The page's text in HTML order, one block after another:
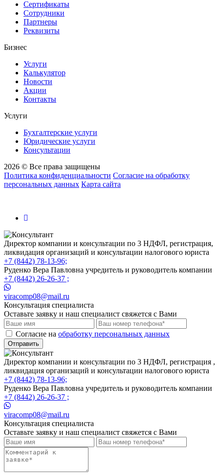
Сертификаты
Сотрудники
Партнеры
Реквизиты
Бизнес
Услуги
Калькулятор
Новости
Акции
Контакты
Услуги
Бухгалтерские услуги
Юридические услуги
Консультации
2026 © Все права защищены
Политика конфиденциальности Согласие на обработку
персональных данных Карта сайта
Директор компании и консультации по 3 НДФЛ, регистрация,
ликвидация организаций и консультации налогового юриста
+7 (8442) 78-13-96;
Руденко Вера Павловна учредитель и руководитель компании
+7 (8442) 26-26-37 ;
viracomp08@mail.ru
Консультация специалиста
Оставьте заявку и наш специалист свяжется с Вами
Cогласие на обработку персональных данных
Отправить
Директор компании и консультации по 3 НДФЛ, регистрация ,
ликвидация организаций и консультации налогового юриста
+7 (8442) 78-13-96;
Руденко Вера Павловна учредитель и руководитель компании
+7 (8442) 26-26-37 ;
viracomp08@mail.ru
Консультация специалиста
Оставьте заявку и наш специалист свяжется с Вами